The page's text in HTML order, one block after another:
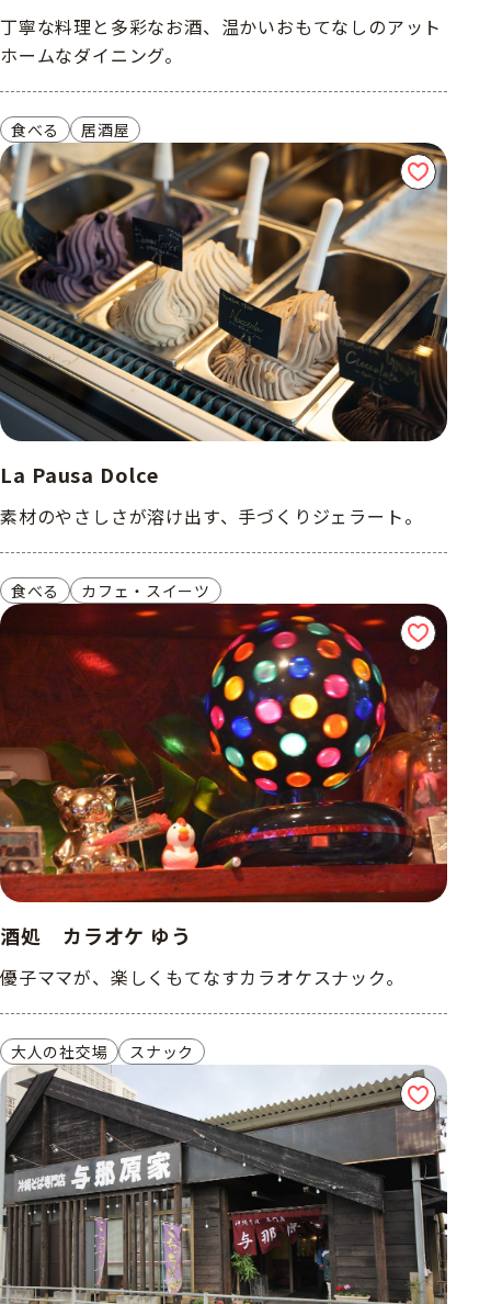
丁寧な料理と多彩なお酒、温かいおもてなしのアット
ホームなダイニング。
食べる 居酒屋
La Pausa Dolce
素材のやさしさが溶け出す、手づくりジェラート。
食べる カフェ・スイーツ
酒処 カラオケ ゆう
優子ママが、楽しくもてなすカラオケスナック。
大人の社交場 スナック